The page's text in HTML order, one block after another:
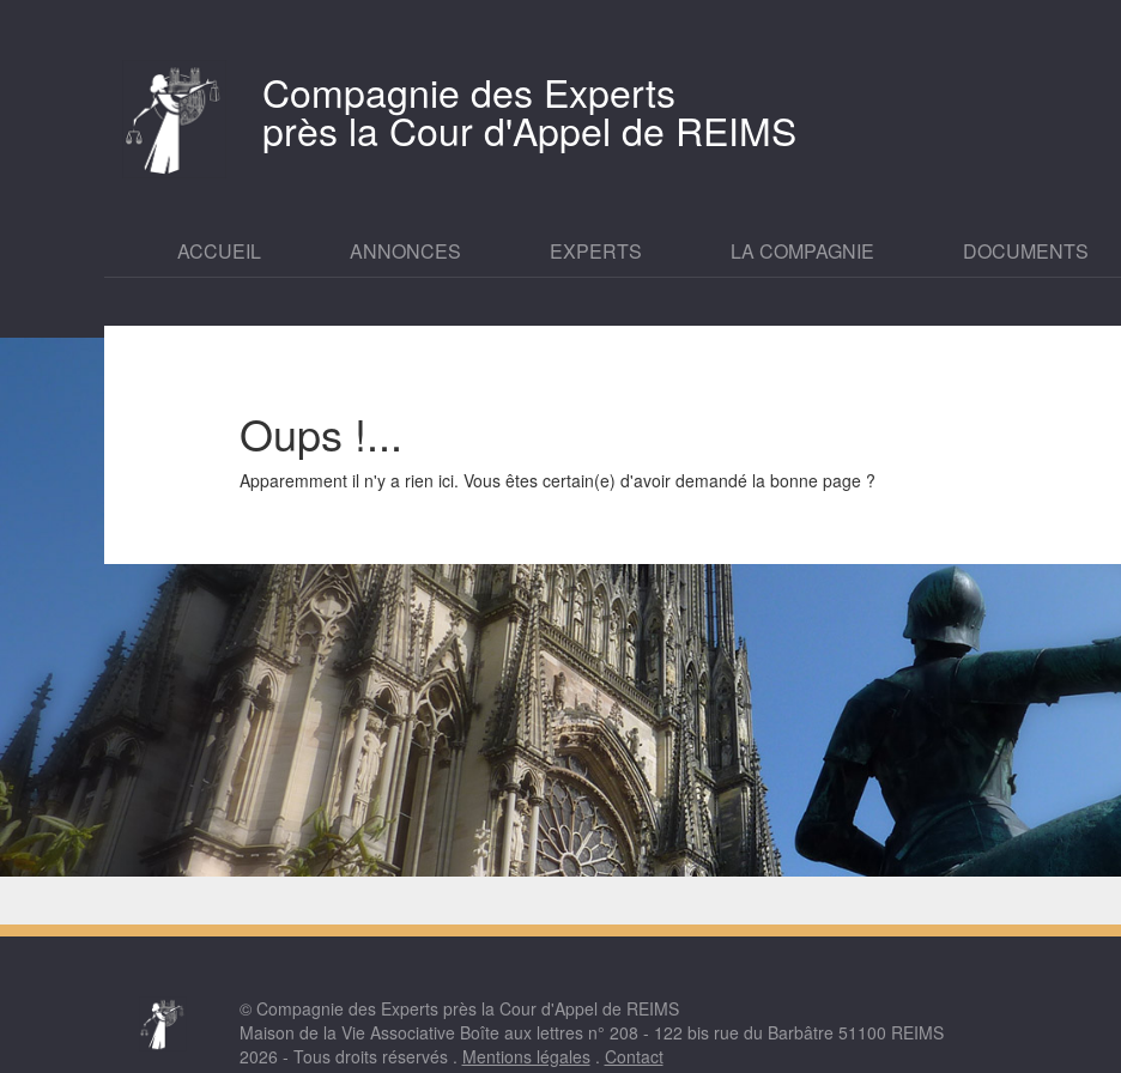
Compagnie des Experts
près la Cour d'Appel de REIMS
ACCUEIL ANNONCES EXPERTS LA COMPAGNIE DOCUMENTS
Oups !...
Apparemment il n'y a rien ici. Vous êtes certain(e) d'avoir demandé la bonne page ?
© Compagnie des Experts près la Cour d'Appel de REIMS
Maison de la Vie Associative Boîte aux lettres n° 208 - 122 bis rue du Barbâtre 51100 REIMS
2026 - Tous droits réservés . Mentions légales. Contact